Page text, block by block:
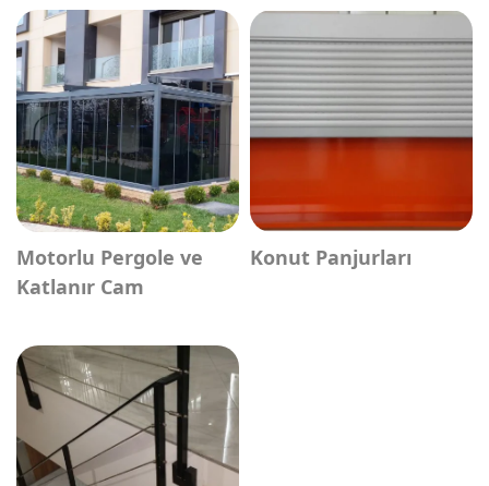
Motorlu Pergole ve
Katlanır Cam
Konut Panjurları